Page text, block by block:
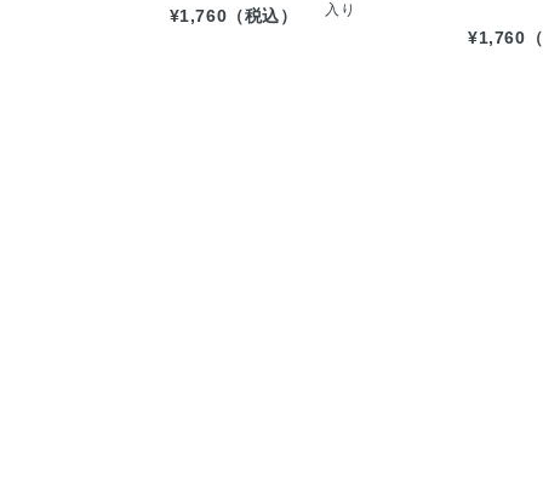
¥1,760（税込）
入り
¥1,760